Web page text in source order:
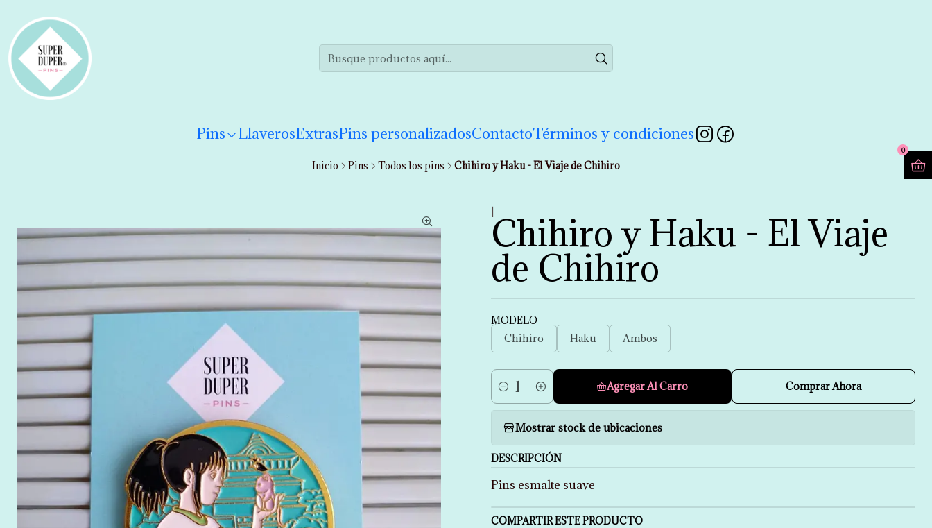
Pins LlaverosExtrasPins personalizadosContactoTérminos y condiciones
0
Inicio Pins Todos los pins Chihiro y Haku - El Viaje de Chihiro
Chihiro y Haku - El Viaje
de Chihiro
MODELO
Chihiro
Haku Ambos
Cantidad
Agregar Al Carro Comprar Ahora
Mostrar stock de ubicaciones
DESCRIPCIÓN
Pins esmalte suave
COMPARTIR ESTE PRODUCTO